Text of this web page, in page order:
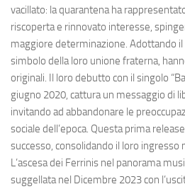
vacillato: la quarantena ha
riscoperta e rinnovato interesse,
maggiore determinazione. Adottando il
simbolo della loro unione fraterna,
originali. Il loro debutto con il singolo
giugno 2020, cattura un messaggio di
invitando ad abbandonare le
sociale dell’epoca. Questa prima
successo, consolidando il loro ingresso
L’ascesa dei Ferrinis nel panorama
suggellata nel Dicembre 2023 con